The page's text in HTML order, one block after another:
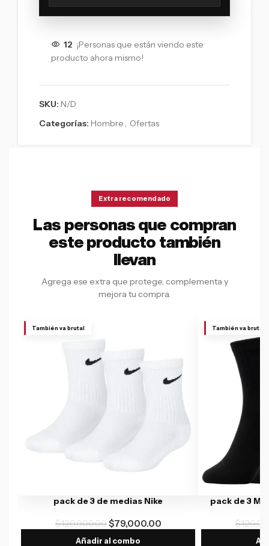
12 ¡Personas que están viendo este
producto ahora mismo!
SKU: N/D
Categorías: Hombre , Ofertas
Extra recomendado
Las personas que compran
este producto también
llevan
Agrega ese extra que protege, complementa y
mejora tu compra.
También va brutal
pack de 3 de medias Nike
$120,000.00$79,000.00
Añadir al combo
También va brutal
pack de 3
$